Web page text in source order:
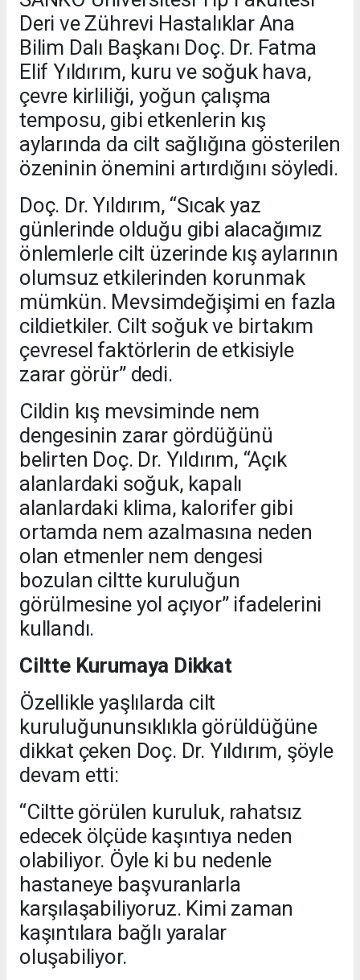
Deri ve Zührevi Hastalıklar Ana
Bilim Dalı Başkanı Doç. Dr. Fatma
Elif Yıldırım, kuru ve soğuk hava,
çevre kirliliği, yoğun çalışma
temposu, gibi etkenlerin kış
aylarında da cilt sağlığına gösterilen
özeninin önemini artırdığını söyledi.
Doç. Dr. Yıldırım, “Sıcak yaz
günlerinde olduğu gibi alacağımız
önlemlerle cilt üzerinde kış aylarının
olumsuz etkilerinden korunmak
mümkün. Mevsimdeğişimi en fazla
cildietkiler. Cilt soğuk ve birtakım
çevresel faktörlerin de etkisiyle
zarar görür” dedi.
Cildin kış mevsiminde nem
dengesinin zarar gördüğünü
belirten Doç. Dr. Yıldırım, “Açık
alanlardaki soğuk, kapalı
alanlardaki klima, kalorifer gibi
ortamda nem azalmasına neden
olan etmenler nem dengesi
bozulan ciltte kuruluğun
görülmesine yol açıyor” ifadelerini
kullandı.
Ciltte Kurumaya Dikkat
Özellikle yaşlılarda cilt
kuruluğununsıklıkla görüldüğüne
dikkat çeken Doç. Dr. Yıldırım, şöyle
devam etti:
“Ciltte görülen kuruluk, rahatsız
edecek ölçüde kaşıntıya neden
olabiliyor. Öyle ki bu nedenle
hastaneye başvuranlarla
karşılaşabiliyoruz. Kimi zaman
kaşıntılara bağlı yaralar
oluşabiliyor.